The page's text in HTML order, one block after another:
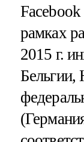
рамках
2015 г.
Бельгии,